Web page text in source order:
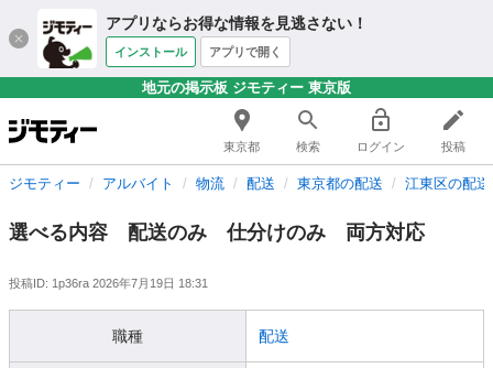
アプリならお得な情報を見逃さない！
インストール アプリで開く
地元の掲示板 ジモティー 東京版
東京都 検索 ログイン 投稿
ジモティー アルバイト 物流 配送 東京都の配送 江東区の配送
選べる内容 配送のみ 仕分けのみ 両方対応
投稿ID: 1p36ra 2026年7月19日 18:31
職種 配送